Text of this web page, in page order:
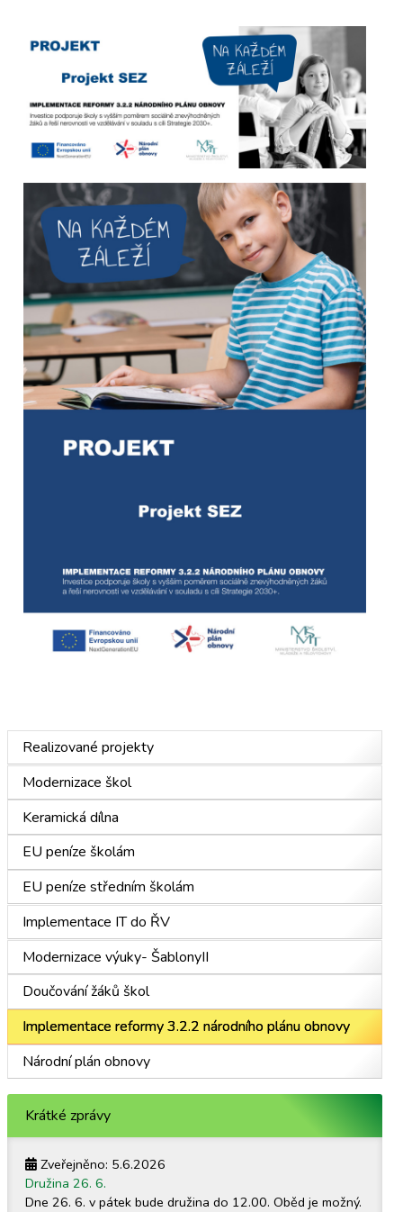
Realizované projekty
Modernizace škol
Keramická dílna
EU peníze školám
EU peníze středním školám
Implementace IT do ŘV
Modernizace výuky- ŠablonyII
Doučování žáků škol
Implementace reformy 3.2.2 národního plánu obnovy
Národní plán obnovy
Krátké zprávy
Zveřejněno: 5.6.2026
Družina 26. 6.
Dne 26. 6. v pátek bude družina do 12.00. Oběd je možný.